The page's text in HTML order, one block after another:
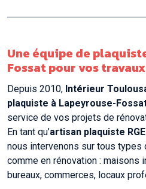
Une équipe de
Fossat pour vos
Depuis 2010, Intérieur
plaquiste à Lapeyrouse-
service de vos projets de
En tant qu’artisan plaquiste
nous intervenons sur tous types
comme en rénovation : maisons
bureaux, commerces, locaux